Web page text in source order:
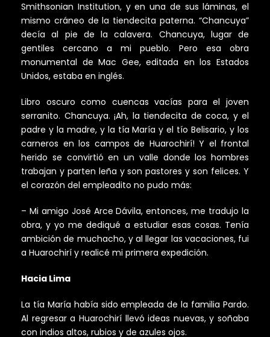
Smithsonian Institution, y en una de sus láminas, el
mismo cráneo de la tiendecita paterna. “Chancuya”
decía al pie de la calavera. Chancuya, lugar de
gentiles cercano a mi pueblo. Pero esa obra
monumental de Mac Gee, editada en los Estados
Unidos, estaba en inglés.
Libro oscuro como cuencas vacías para el joven
serranito. Chancuya. ¡Ah, la tiendecita de coca, y el
padre y la madre, y la tía María y el tío Belisario, y los
carneros en los campos de Huarochirí! Y el frontal
herido se convirtió en un valle donde los hombres
trabajan y parten leña y son pastores y son felices. Y
el corazón del empleadito no pudo más:
– Mi amigo José Arce Dávila, entonces, me tradujo la
obra, y yo me dediqué a estudiar esas cosas. Tenía
ambición de muchacho, y al llegar las vacaciones, fui
a Huarochirí y realicé mi primera expedición.
Hacia Lima
La tía María había sido empleada de la familia Pardo.
Al regresar a Huarochirí llevó ideas nuevas, y soñaba
con indios altos, rubios y de azules ojos.